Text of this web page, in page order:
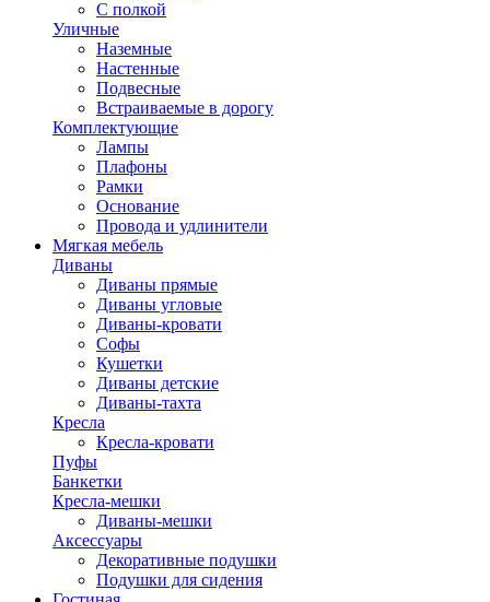
С полкой
Уличные
Наземные
Настенные
Подвесные
Встраиваемые в дорогу
Комплектующие
Лампы
Плафоны
Рамки
Основание
Провода и удлинители
Мягкая мебель
Диваны
Диваны прямые
Диваны угловые
Диваны-кровати
Софы
Кушетки
Диваны детские
Диваны-тахта
Кресла
Кресла-кровати
Пуфы
Банкетки
Кресла-мешки
Диваны-мешки
Аксессуары
Декоративные подушки
Подушки для сидения